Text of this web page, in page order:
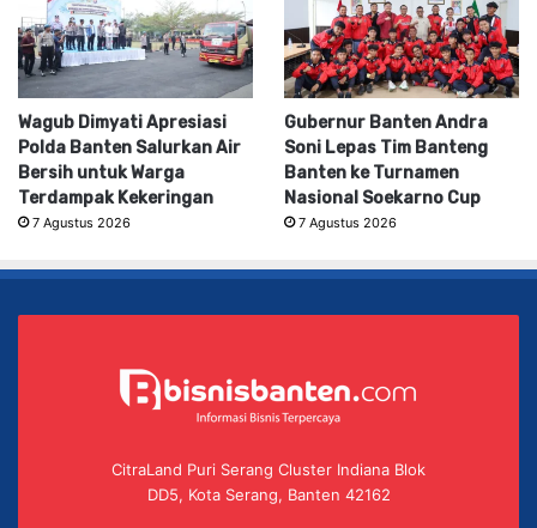
Wagub Dimyati Apresiasi
Polda Banten Salurkan Air
Bersih untuk Warga
Terdampak Kekeringan
7 Agustus 2026
Gubernur Banten Andra
Soni Lepas Tim Banteng
Banten ke Turnamen
Nasional Soekarno Cup
7 Agustus 2026
CitraLand Puri Serang Cluster Indiana Blok
DD5, Kota Serang, Banten 42162